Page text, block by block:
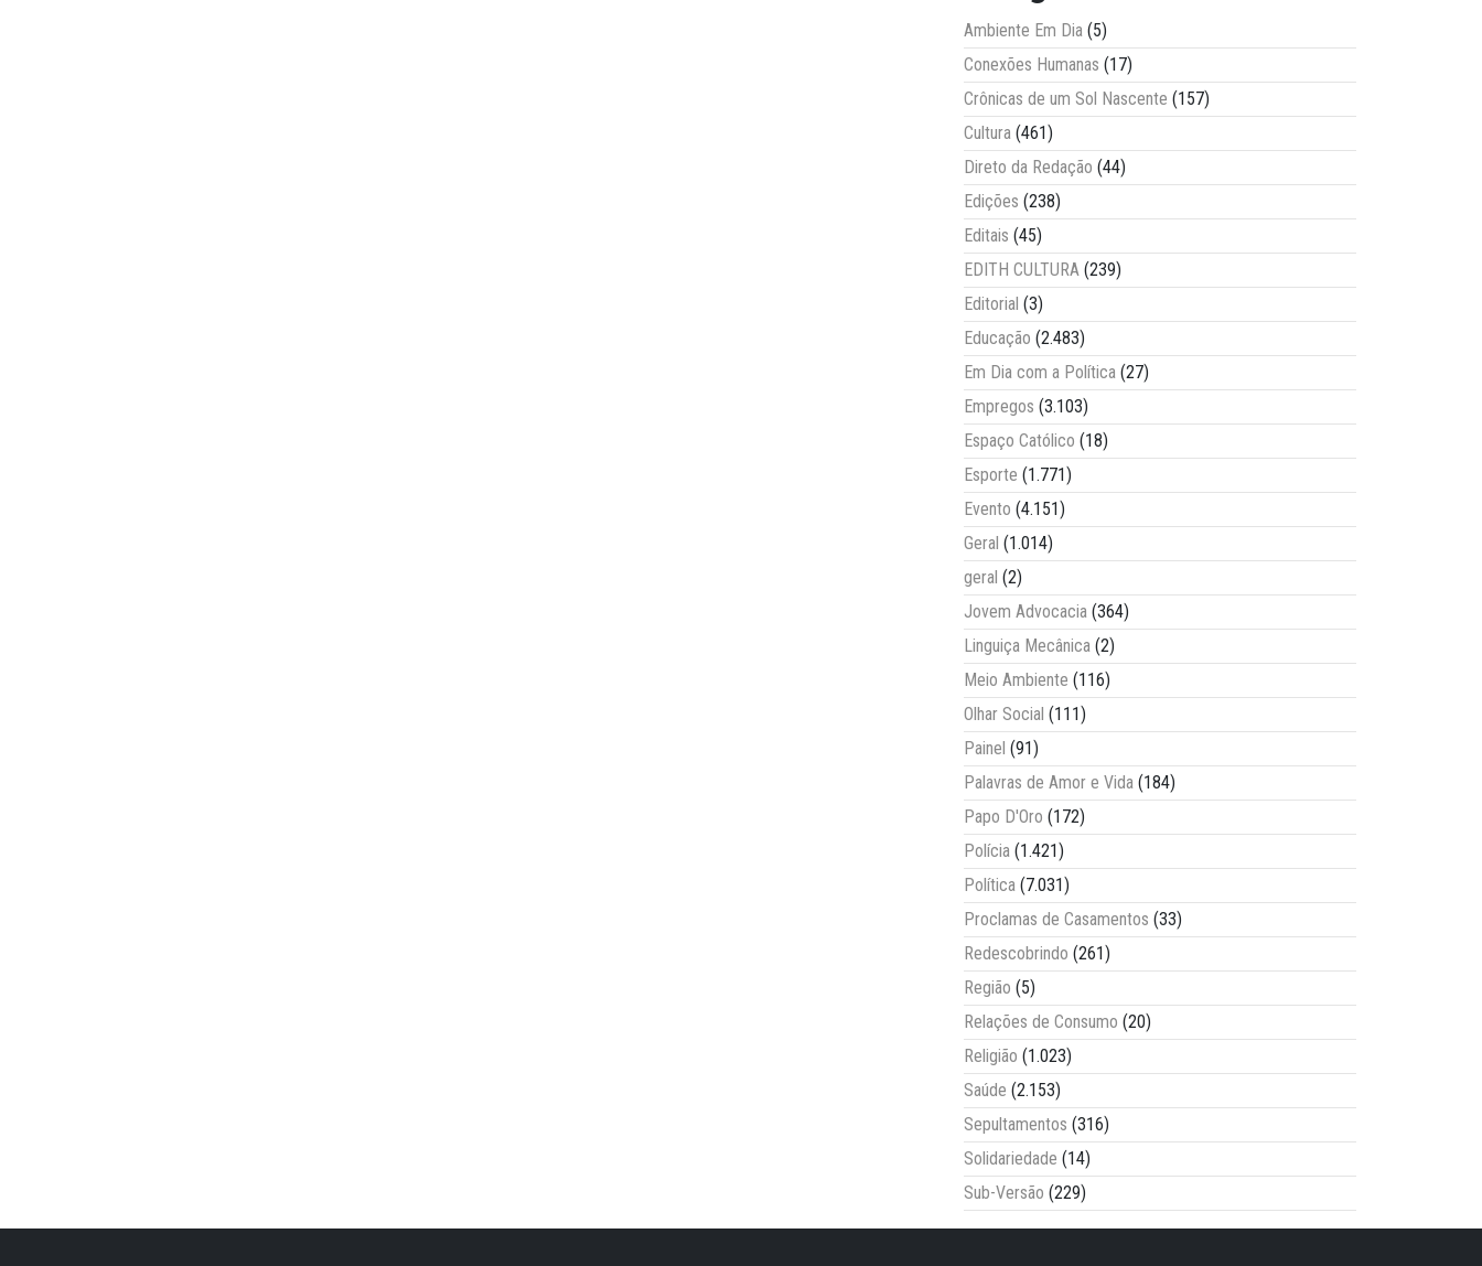
Ambiente Em Dia (5)
Conexões Humanas (17)
Crônicas de um Sol Nascente (157)
Cultura (461)
Direto da Redação (44)
Edições (238)
Editais (45)
EDITH CULTURA (239)
Editorial (3)
Educação (2.483)
Em Dia com a Política (27)
Empregos (3.103)
Espaço Católico (18)
Esporte (1.771)
Evento (4.151)
Geral (1.014)
geral (2)
Jovem Advocacia (364)
Linguiça Mecânica (2)
Meio Ambiente (116)
Olhar Social (111)
Painel (91)
Palavras de Amor e Vida (184)
Papo D'Oro (172)
Polícia (1.421)
Política (7.031)
Proclamas de Casamentos (33)
Redescobrindo (261)
Região (5)
Relações de Consumo (20)
Religião (1.023)
Saúde (2.153)
Sepultamentos (316)
Solidariedade (14)
Sub-Versão (229)